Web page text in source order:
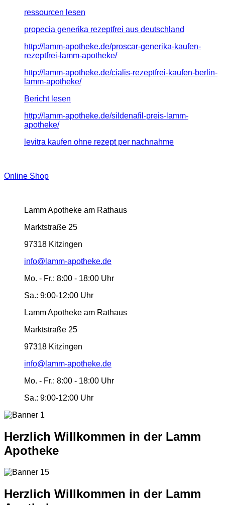
ressourcen lesen
propecia generika rezeptfrei aus deutschland
http://lamm-apotheke.de/proscar-generika-kaufen-
rezeptfrei-lamm-apotheke/
http://lamm-apotheke.de/cialis-rezeptfrei-kaufen-berlin-
lamm-apotheke/
Bericht lesen
http://lamm-apotheke.de/sildenafil-preis-lamm-
apotheke/
levitra kaufen ohne rezept per nachnahme
Online Shop
Lamm Apotheke am Rathaus
Marktstraße 25
97318 Kitzingen
info@lamm-apotheke.de
Mo. - Fr.: 8:00 - 18:00 Uhr
Sa.: 9:00-12:00 Uhr
Lamm Apotheke am Rathaus
Marktstraße 25
97318 Kitzingen
info@lamm-apotheke.de
Mo. - Fr.: 8:00 - 18:00 Uhr
Sa.: 9:00-12:00 Uhr
Herzlich Willkommen in der Lamm
Apotheke
Herzlich Willkommen in der Lamm